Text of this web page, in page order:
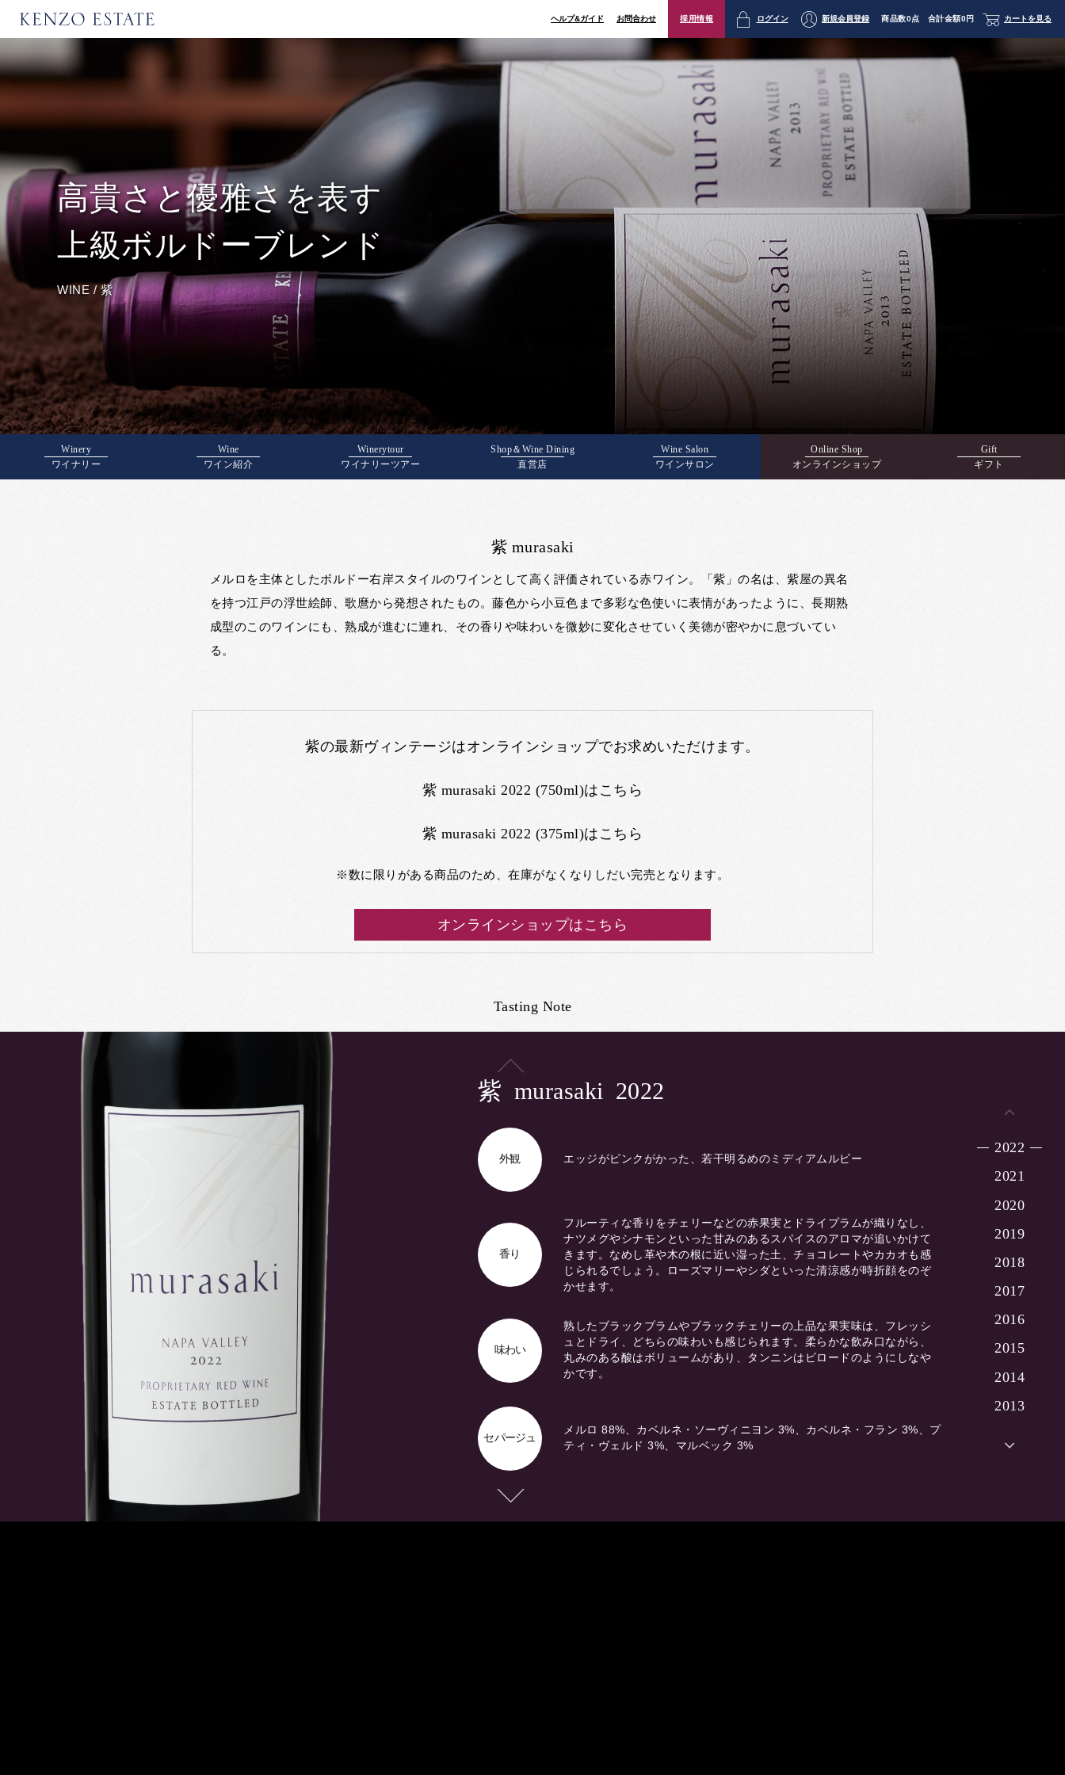
ヘルプ&ガイド お問合わせ 採用情報 ログイン 新規会員登録 商品数0点 合計金額0円 カートを見る
高貴さと優雅さを表す
上級ボルドーブレンド
WINE / 紫
Winery
ワイナリー
Wine
ワイン紹介
Winerytour
ワイナリーツアー
Shop＆Wine Dining
直営店
Wine Salon
ワインサロン
Online Shop
オンラインショップ
Gift
ギフト
紫 murasaki
メルロを主体としたボルドー右岸スタイルのワインとして高く評価されている赤ワイン。「紫」の名は、紫屋の異名
を持つ江戸の浮世絵師、歌麿から発想されたもの。藤色から小豆色まで多彩な色使いに表情があったように、長期熟
成型のこのワインにも、熟成が進むに連れ、その香りや味わいを微妙に変化させていく美徳が密やかに息づいてい
る。
紫の最新ヴィンテージはオンラインショップでお求めいただけます。
紫 murasaki 2022 (750ml)はこちら
紫 murasaki 2022 (375ml)はこちら
※数に限りがある商品のため、在庫がなくなりしだい完売となります。
オンラインショップはこちら
Tasting Note
2022
2021
2020
2019
2018
2017
2016
2015
2014
2013
2009
紫 murasaki 2022
外観 エッジがピンクがかった、若干明るめのミディアムルビー
香り
フルーティな香りをチェリーなどの赤果実とドライプラムが織りなし、
ナツメグやシナモンといった甘みのあるスパイスのアロマが追いかけて
きます。なめし革や木の根に近い湿った土、チョコレートやカカオも感
じられるでしょう。ローズマリーやシダといった清涼感が時折顔をのぞ
かせます。
味わい
熟したブラックプラムやブラックチェリーの上品な果実味は、フレッシ
ュとドライ、どちらの味わいも感じられます。柔らかな飲み口ながら、
丸みのある酸はボリュームがあり、タンニンはビロードのようにしなや
かです。
セパージュ
メルロ 88%、カベルネ・ソーヴィニヨン 3%、カベルネ・フラン 3%、プ
ティ・ヴェルド 3%、マルベック 3%